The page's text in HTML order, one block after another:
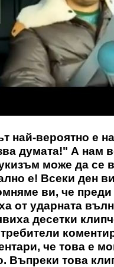
най-вероятно е
думата!" А нам
може да
е! Всеки ден
ви, че
от ударната
десетки
че това е
Въпреки това